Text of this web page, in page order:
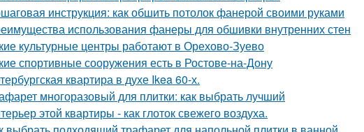
инструкция: как обшить потолок фанерой своими руками
использования фанеры для обшивки внутренних стен
культурные центры работают в Орехово-Зуево
спортивные сооружения есть в Ростове-на-Дону
квартира в духе Ikea 60-х.
многоразовый для плитки: как выбрать лучший
этой квартиры - как глоток свежего воздуха.